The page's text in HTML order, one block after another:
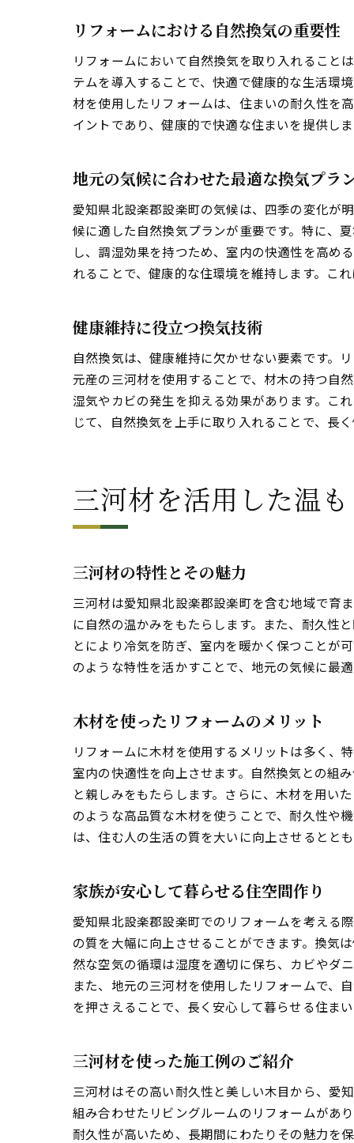
リフォームにおける自然換気の重要性
リフォームにおいて自然換気を取り入れること
テムを導入することで、快適で健康的な生活環
材を使用したリフォームは、住まいの耐久性を
イントであり、健康的で快適な住まいを提供し
地元の気候に合わせた最適な換気プラ
愛知県北設楽郡設楽町の気候は、四季の変化が
候に適した自然換気プランが重要です。特に、
し、調湿効果を持つため、室内の快適性を高め
れることで、健康的な住環境を維持します。こ
健康維持に役立つ換気技術
自然換気は、健康維持に欠かせない要素です。
元産の三河材を使用することで、材木の持つ自
湿気やカビの発生を抑える効果があります。こ
じて、自然換気を上手に取り入れることで、長
三河材を活用した温
三河材の特性とその魅力
三河材は愛知県北設楽郡設楽町を含む地域で育
に自然の温かみをもたらします。また、耐久性
とにより冷気を防ぎ、室内を暖かく保つことが
のような特性を活かすことで、地元の気候に最
木材を使ったリフォームのメリット
リフォームに木材を使用するメリットは多く、
室内の快適性を向上させます。自然換気との組
と親しみをもたらします。さらに、木材を用い
のような高品質な木材を使うことで、耐久性や
は、住む人の生活の質を大いに向上させるとと
家族が安心して暮らせる住空間作り
愛知県北設楽郡設楽町でのリフォームを考える
の質を大幅に向上させることができます。換気
然な空気の循環は湿度を適切に保ち、カビやダ
また、地元の三河材を使用したリフォームで、
を押さえることで、長く安心して暮らせる住ま
三河材を使った施工例のご紹介
三河材はその高い耐久性と美しい木目から、愛
組み合わせたリビングルームのリフォームがあ
耐久性が高いため、長期間にわたりその魅力を